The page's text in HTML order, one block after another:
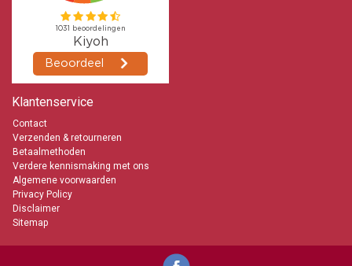
Klantenservice
Contact
Verzenden & retourneren
Betaalmethoden
Verdere kennismaking met ons
Algemene voorwaarden
Privacy Policy
Disclaimer
Sitemap